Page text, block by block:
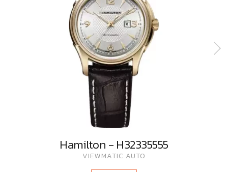
Hamilton - H32335555
VIEWMATIC AUTO